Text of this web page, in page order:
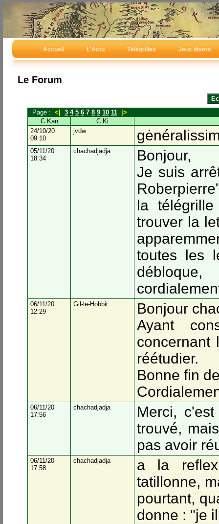
Accueil L'Actu Télégrilles Jeux divers
Le Forum
Page : <| 3 4 5 6 7 8 9 10 11
|>
C Kan
C Ki
24/10/20
09:10
jvdw
05/11/20
18:34
chachadjadja
Bonjour,
Je suis
la
trouver la
toutes les
06/11/20
12:29
Gil-le-Hobbit
Bonjour
Ayant
concernant
réétudier.
Bonne fin
06/11/20
17:56
chachadjadja
Merci,
trouvé,
pas avoir
06/11/20
17:58
chachadjadja
a la
tatillonne,
pourtant,
donne : "je